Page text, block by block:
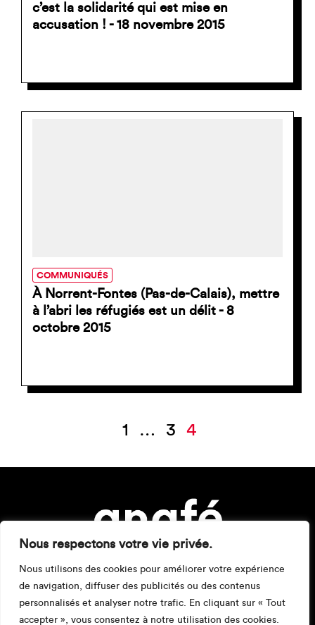
Nous respectons votre vie privée.
Nous utilisons des cookies pour améliorer votre expérience
de navigation, diffuser des publicités ou des contenus
personnalisés et analyser notre trafic. En cliquant sur « Tout
accepter », vous consentez à notre utilisation des cookies.
c’est la solidarité qui est mise en
accusation ! - 18 novembre 2015
COMMUNIQUÉS
À Norrent-Fontes (Pas-de-Calais), mettre
à l’abri les réfugiés est un délit - 8
octobre 2015
Pagination
1 … 3 4